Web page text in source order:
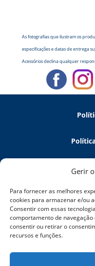
Gerir
Para fornecer as melhores
cookies para armazenar e/ou
Consentir com essas
comportamento de navegação
consentir ou retirar o
recursos e funções.
As fotografias que ilustram os
especificações e datas de entrega
Acessórios declina qualquer
5